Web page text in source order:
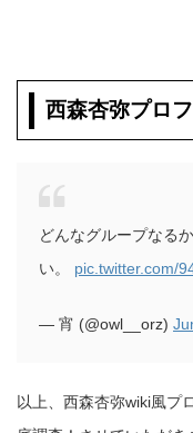
西森杏弥プロ
どんなグループなる
い。 pic.twitter.com/
— 宵 (@owl__orz)
以上、西森杏弥wiki風プ